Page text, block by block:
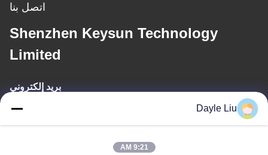
اتصل بنا
Shenzhen Keysun Technology
Limited
بريد إلكتروني
power06@szzhpower.com
Dayle Liu
9:21 AM